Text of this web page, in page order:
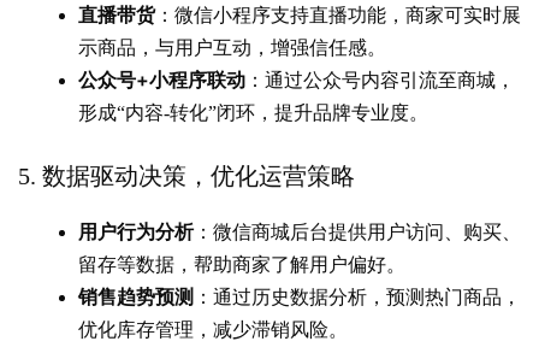
直播带货：微信小程序支持直播功能，商家可实时展
示商品，与用户互动，增强信任感。
公众号+小程序联动 ：通过公众号内容引流至商城，
形成“内容-转化”闭环，提升品牌专业度。
5. 数据驱动决策，优化运营策略
用户行为分析：微信商城后台提供用户访问、购买、
留存等数据，帮助商家了解用户偏好。
销售趋势预测 ：通过历史数据分析，预测热门商品，
优化库存管理，减少滞销风险。